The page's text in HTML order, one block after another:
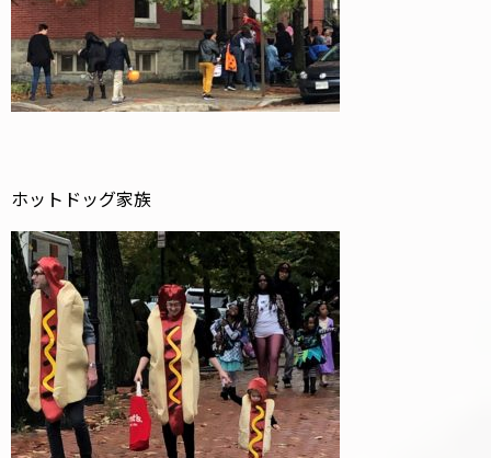
ホットドッグ家族